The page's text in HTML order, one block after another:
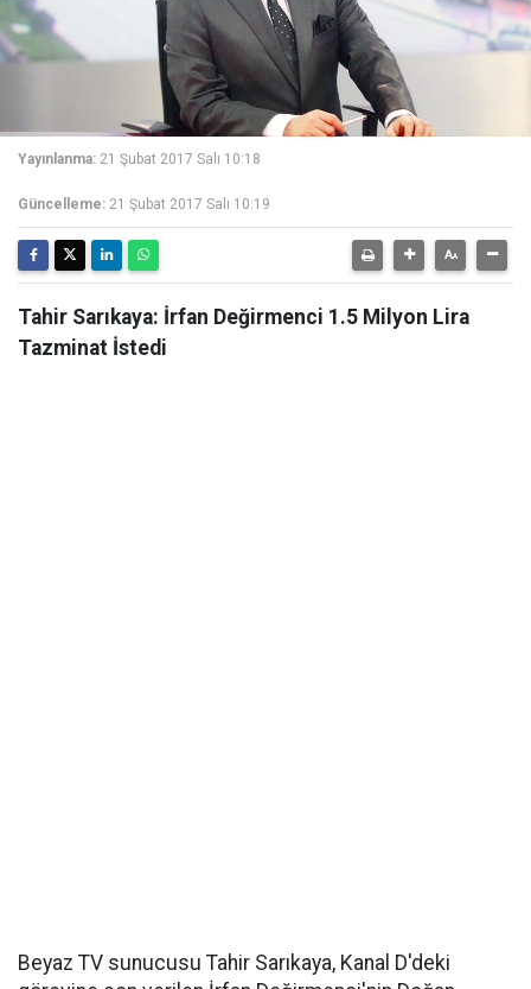
Yayınlanma: 21 Şubat 2017 Salı 10:18
Güncelleme: 21 Şubat 2017 Salı 10:19
Tahir Sarıkaya: İrfan Değirmenci 1.5 Milyon Lira
Tazminat İstedi
Beyaz TV sunucusu Tahir Sarıkaya, Kanal D'deki